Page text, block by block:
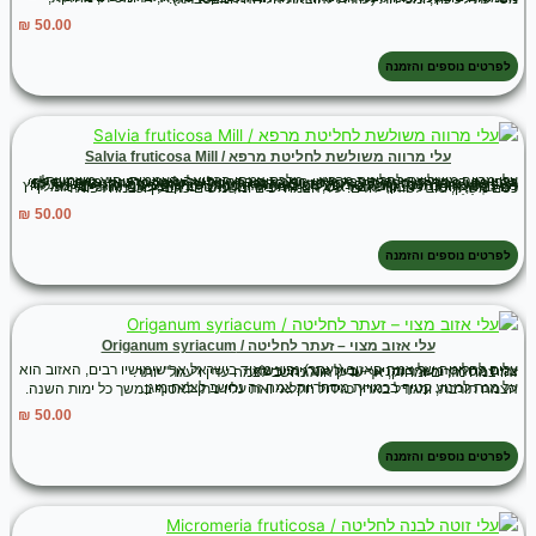
₪ 50.00
לפרטים נוספים והזמנה
עלי מרווה משולשת לחליטת מרפא / Salvia fruticosa Mill
עלי מרווה משולשת לחליטת מרפא – מלכת צמחי הרפואה העממית, היא משמשת ברפואה העממית ומוזכרת כבר מימי הרומאים בהקשר של שימוש רפואי, מייחסים לה: ריפוי פגעים בדרכי הנשימה; ריפוי פגעים בדרכי העיכול, החל מהחך והחניכיים ועד לפי הטבעת ואזורי הכבד, העלים מכילים שמן אתרי וטאנינים המשפיעים על – חיטוי וניקוי כלי הנשימה, כמו כן, טובה נגד פצעים בעור ונגד פטריות בין אצבעות הרגליים; נגד לחץ דם גבוה, חוסר תיאבון, כאב-ראש, רעידות בידיים, כאבי פרקים, כאבי אוזניים. מומלץ כסם מְשַׁתֵּן, טוב לטיהור הדם. עלי הצמח יפים ומשמשים כתבלין וכצמח רפואי.
₪ 50.00
לפרטים נוספים והזמנה
עלי אזוב מצוי – זעתר לחליטה / Origanum syriacum
עלים לחליטה של צמח האזוב (זעתר) נפוץ מאוד בישראל אך שימושיו רבים, האזוב הוא צמח מטהר, מעורר ומניע – בעל אנרגיה יבשה.
זהו צמח מזרים ומחזק, אך עדיין הוא נחשב לצמח עדין ו"עגול" יותר.
על מנת למנוע קטיף בכמויות מסחריות צמח זה נחשב לצמח מוגן.
הצמח תורבת, ומגודל בארץ כגידול חקלאי ואת עליו ניתן לאסוף במשך כל ימות השנה.
₪ 50.00
לפרטים נוספים והזמנה